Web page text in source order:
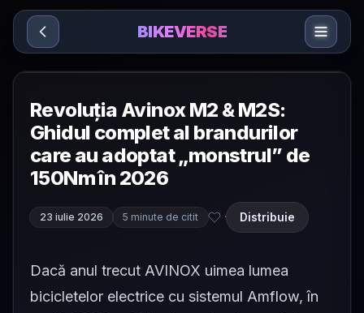
Sari la conținut
BIKEVERSE
Revoluția Avinox M2 & M2S:
Ghidul complet al brandurilor
care au adoptat „monstrul” de
150Nm în 2026
23 iulie 2026 5 minute de citit · Distribuie
Dacă anul trecut AVINOX uimea lumea
bicicletelor electrice cu sistemul Amflow, în